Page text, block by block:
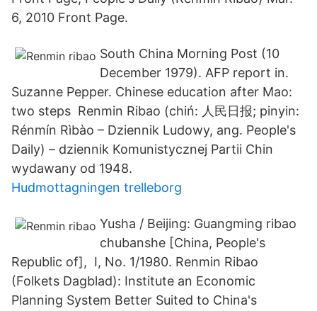
6, 2010 Front Page.
South China Morning Post (10
December 1979). AFP report in.
Suzanne Pepper. Chinese education after Mao:
two steps Renmin Ribao (chiń: 人民日报; pinyin:
Rénmín Rìbào – Dziennik Ludowy, ang. People's
Daily) – dziennik Komunistycznej Partii Chin
wydawany od 1948.
Hudmottagningen trelleborg
Yusha / Beijing: Guangming ribao
chubanshe [China, People's
Republic of], I, No. 1/1980. Renmin Ribao
(Folkets Dagblad): Institute an Economic
Planning System Better Suited to China's